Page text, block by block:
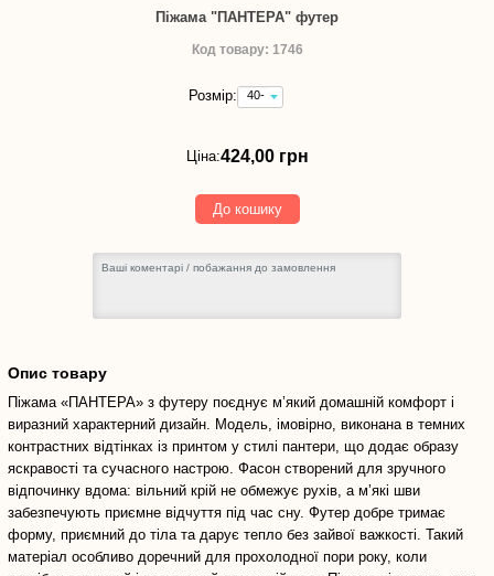
Піжама "ПАНТЕРА" футер
Код товару: 1746
Розмір:
40-
42
-
грн
Ціна:424,00 грн
До кошику
Опис товару
Піжама «ПАНТЕРА» з футеру поєднує м’який домашній комфорт і
виразний характерний дизайн. Модель, імовірно, виконана в темних
контрастних відтінках із принтом у стилі пантери, що додає образу
яскравості та сучасного настрою. Фасон створений для зручного
відпочинку вдома: вільний крій не обмежує рухів, а м’які шви
забезпечують приємне відчуття під час сну. Футер добре тримає
форму, приємний до тіла та дарує тепло без зайвої важкості. Такий
матеріал особливо доречний для прохолодної пори року, коли